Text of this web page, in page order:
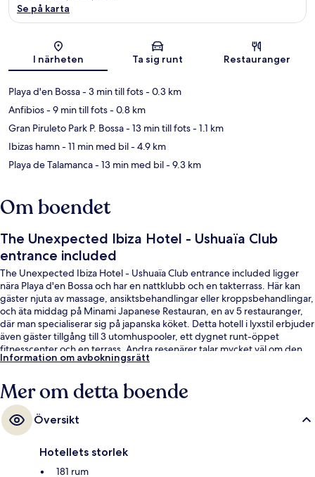
Se på karta
I närheten Ta sig runt Restauranger
Playa d'en Bossa- 3 min till fots- 0.3 km
Anfibios- 9 min till fots- 0.8 km
Gran Piruleto Park P. Bossa- 13 min till fots- 1.1 km
Ibizas hamn- 11 min med bil- 4.9 km
Playa de Talamanca- 13 min med bil- 9.3 km
Om boendet
The Unexpected Ibiza Hotel - Ushuaïa Club
entrance included
The Unexpected Ibiza Hotel - Ushuaïa Club entrance included ligger
nära Playa d'en Bossa och har en nattklubb och en takterrass. Här kan
gäster njuta av massage, ansiktsbehandlingar eller kroppsbehandlingar,
och äta middag på Minami Japanese Restauran, en av 5 restauranger,
där man specialiserar sig på japanska köket. Detta hotell i lyxstil erbjuder
även gäster tillgång till 3 utomhuspooler, ett dygnet runt-öppet
fitnesscenter och en terrass. Andra resenärer talar mycket väl om den
hjälpsamma personalen.
Information om avbokningsrätt
Mer om detta boende
Översikt
Hotellets storlek
181 rum